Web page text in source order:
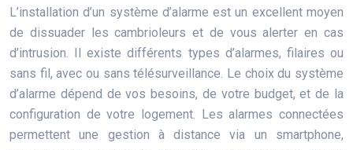
L’installation d’un système d’alarme est un excellent moyen
de dissuader les cambrioleurs et de vous alerter en cas
d’intrusion. Il existe différents types d’alarmes, filaires ou
sans fil, avec ou sans télésurveillance. Le choix du système
d’alarme dépend de vos besoins, de votre budget, et de la
configuration de votre logement. Les alarmes connectées
permettent une gestion à distance via un smartphone,